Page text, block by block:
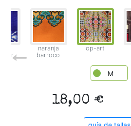
naranja
barroco
op-art
M
18,00 €